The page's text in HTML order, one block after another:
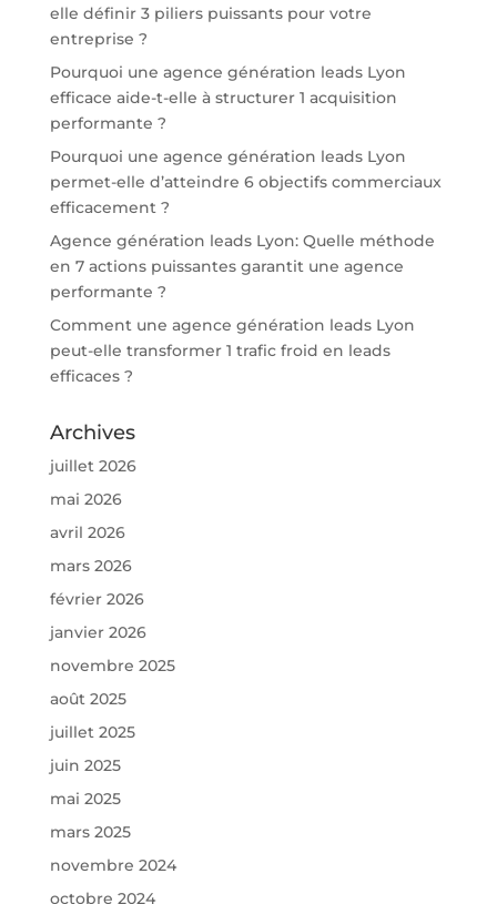
elle définir 3 piliers puissants pour votre
entreprise ?
Pourquoi une agence génération leads Lyon
efficace aide-t-elle à structurer 1 acquisition
performante ?
Pourquoi une agence génération leads Lyon
permet-elle d’atteindre 6 objectifs commerciaux
efficacement ?
Agence génération leads Lyon: Quelle méthode
en 7 actions puissantes garantit une agence
performante ?
Comment une agence génération leads Lyon
peut-elle transformer 1 trafic froid en leads
efficaces ?
Archives
juillet 2026
mai 2026
avril 2026
mars 2026
février 2026
janvier 2026
novembre 2025
août 2025
juillet 2025
juin 2025
mai 2025
mars 2025
novembre 2024
octobre 2024